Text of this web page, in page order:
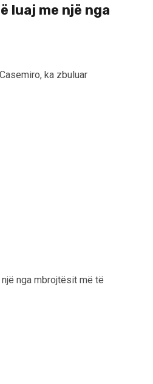
luaj me një nga
ka zbuluar
nga mbrojtësit më të